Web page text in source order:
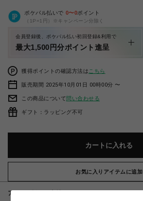
ポケパル払いで 0〜0ポイント
（1P=1円）※キャンペーン分除く
会員登録後、ポケパル払い初回登録&利用で
最大1,500円分ポイント進呈
獲得ポイントの確認方法は こちら
販売期間 2025年10月01日 00時00分 〜
この商品について問い合わせる
ギフト：ラッピング不可
カートに入れる
お気に入りアイテムに追加
アイテム説明 / 素材